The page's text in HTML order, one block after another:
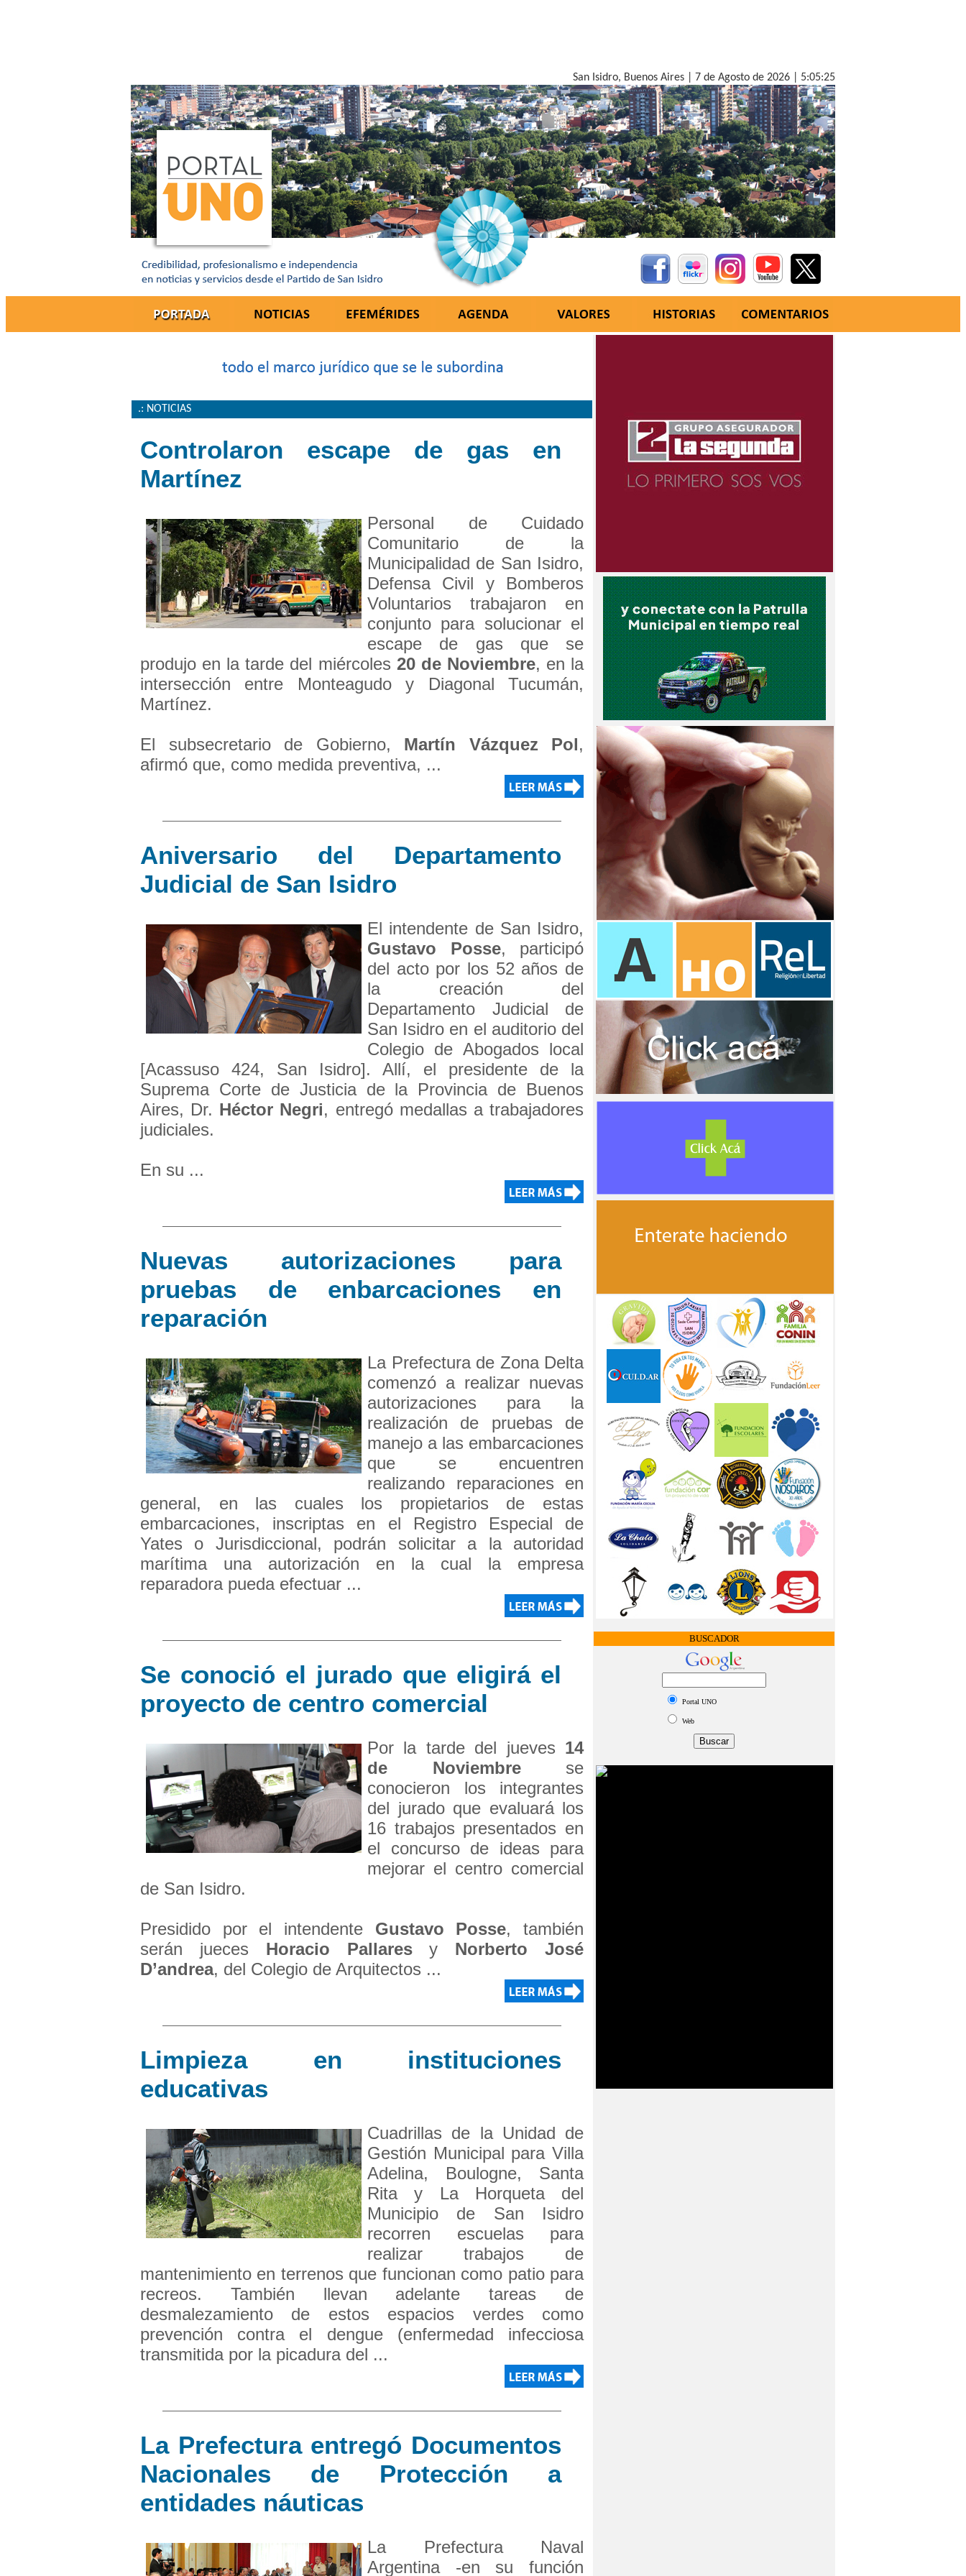
San Isidro, Buenos Aires | 7 de Agosto de 2026 | 5:05:26
.: NOTICIAS
BUSCADOR
Portal UNO
Web
Controlaron escape de gas en
Martínez
Personal de Cuidado
Comunitario de la
Municipalidad de San Isidro,
Defensa Civil y Bomberos
Voluntarios trabajaron en
conjunto para solucionar el
escape de gas que se
produjo en la tarde del miércoles 20 de Noviembre, en la
intersección entre Monteagudo y Diagonal Tucumán,
Martínez.
El subsecretario de Gobierno, Martín Vázquez Pol,
afirmó que, como medida preventiva, ...
Aniversario del Departamento
Judicial de San Isidro
El intendente de San Isidro,
Gustavo Posse, participó
del acto por los 52 años de
la creación del
Departamento Judicial de
San Isidro en el auditorio del
Colegio de Abogados local
[Acassuso 424, San Isidro]. Allí, el presidente de la
Suprema Corte de Justicia de la Provincia de Buenos
Aires, Dr. Héctor Negri, entregó medallas a trabajadores
judiciales.
En su ...
Nuevas autorizaciones para
pruebas de enbarcaciones en
reparación
La Prefectura de Zona Delta
comenzó a realizar nuevas
autorizaciones para la
realización de pruebas de
manejo a las embarcaciones
que se encuentren
realizando reparaciones en
general, en las cuales los propietarios de estas
embarcaciones, inscriptas en el Registro Especial de
Yates o Jurisdiccional, podrán solicitar a la autoridad
marítima una autorización en la cual la empresa
reparadora pueda efectuar ...
Se conoció el jurado que eligirá el
proyecto de centro comercial
Por la tarde del jueves 14
de Noviembrese
conocieron los integrantes
del jurado que evaluará los
16 trabajos presentados en
el concurso de ideas para
mejorar el centro comercial
de San Isidro.
Presidido por el intendente Gustavo Posse, también
serán jueces Horacio Pallaresy Norberto José
D’andrea, del Colegio de Arquitectos ...
Limpieza en instituciones
educativas
Cuadrillas de la Unidad de
Gestión Municipal para Villa
Adelina, Boulogne, Santa
Rita y La Horqueta del
Municipio de San Isidro
recorren escuelas para
realizar trabajos de
mantenimiento en terrenos que funcionan como patio para
recreos. También llevan adelante tareas de
desmalezamiento de estos espacios verdes como
prevención contra el dengue (enfermedad infecciosa
transmitida por la picadura del ...
La Prefectura entregó Documentos
Nacionales de Protección a
entidades náuticas
La Prefectura Naval
Argentina -en su función